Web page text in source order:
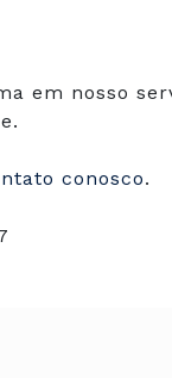
em nosso
conosco.